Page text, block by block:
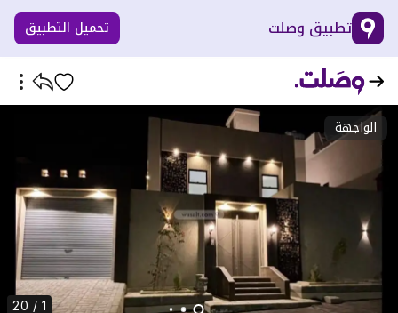
تطبيق وصلت تحميل التطبيق
الواجهة
1 / 20